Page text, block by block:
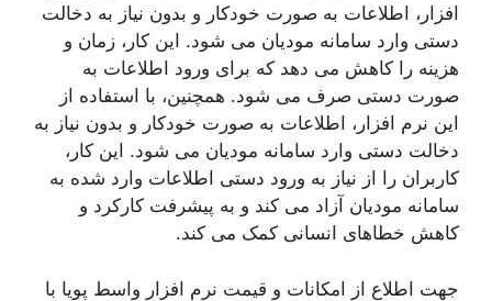
افزار، اطلاعات به صورت خودکار و بدون نیاز به دخالت
دستی وارد سامانه مودیان می شود. این کار، زمان و
هزینه را کاهش می دهد که برای ورود اطلاعات به
صورت دستی صرف می شود. همچنین، با استفاده از
این نرم افزار، اطلاعات به صورت خودکار و بدون نیاز به
دخالت دستی وارد سامانه مودیان می شود. این کار،
کاربران را از نیاز به ورود دستی اطلاعات وارد شده به
سامانه مودیان آزاد می کند و به پیشرفت کارکرد و
کاهش خطاهای انسانی کمک می کند.
جهت اطلاع از امکانات و قیمت نرم افزار واسط پویا با